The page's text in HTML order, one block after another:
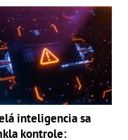
inteligencia sa
kontrole: